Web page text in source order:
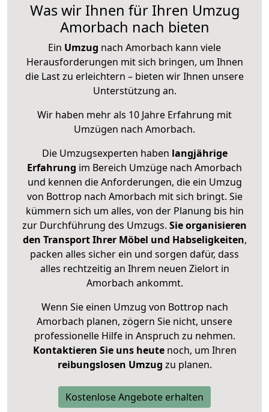
Was wir Ihnen für Ihren Umzug
Amorbach nach bieten
Ein Umzug nach Amorbach kann viele
Herausforderungen mit sich bringen, um Ihnen
die Last zu erleichtern – bieten wir Ihnen unsere
Unterstützung an.
Wir haben mehr als 10 Jahre Erfahrung mit
Umzügen nach Amorbach.
Die Umzugsexperten haben langjährige
Erfahrung im Bereich Umzüge nach Amorbach
und kennen die Anforderungen, die ein Umzug
von Bottrop nach Amorbach mit sich bringt. Sie
kümmern sich um alles, von der Planung bis hin
zur Durchführung des Umzugs. Sie organisieren
den Transport Ihrer Möbel und Habseligkeiten,
packen alles sicher ein und sorgen dafür, dass
alles rechtzeitig an Ihrem neuen Zielort in
Amorbach ankommt.
Wenn Sie einen Umzug von Bottrop nach
Amorbach planen, zögern Sie nicht, unsere
professionelle Hilfe in Anspruch zu nehmen.
Kontaktieren Sie uns heutenoch, um Ihren
reibungslosen Umzug zu planen.
Kostenlose Angebote erhalten